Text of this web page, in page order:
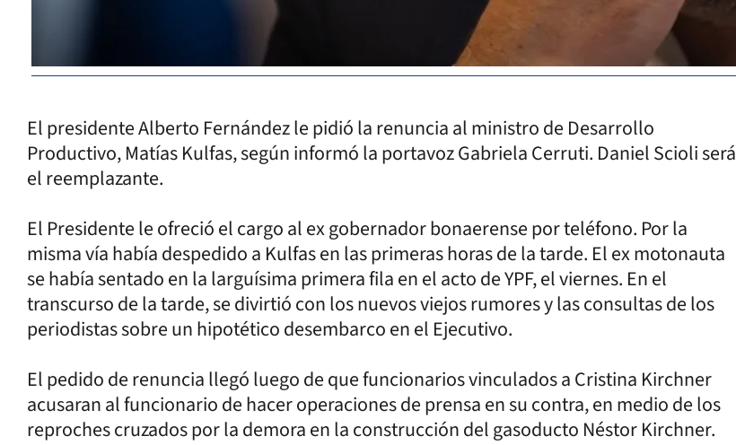
El presidente Alberto Fernández le pidió la renuncia al ministro de Desarrollo
Productivo, Matías Kulfas, según informó la portavoz Gabriela Cerruti. Daniel Scioli será
el reemplazante.
El Presidente le ofreció el cargo al ex gobernador bonaerense por teléfono. Por la
misma vía había despedido a Kulfas en las primeras horas de la tarde. El ex motonauta
se había sentado en la larguísima primera fila en el acto de YPF, el viernes. En el
transcurso de la tarde, se divirtió con los nuevos viejos rumores y las consultas de los
periodistas sobre un hipotético desembarco en el Ejecutivo.
El pedido de renuncia llegó luego de que funcionarios vinculados a Cristina Kirchner
acusaran al funcionario de hacer operaciones de prensa en su contra, en medio de los
reproches cruzados por la demora en la construcción del gasoducto Néstor Kirchner.